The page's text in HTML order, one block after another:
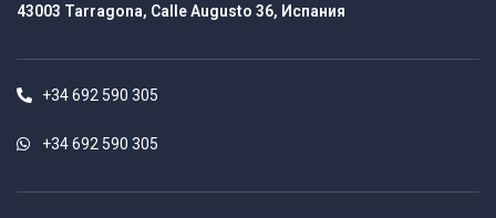
43003 Tarragona, Calle Augusto 36, Испания
+34 692 590 305
+34 692 590 305